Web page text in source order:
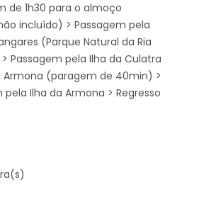
de 1h30 para o almoço
incluído) > Passagem pela
(Parque Natural da Ria
Passagem pela Ilha da Culatra
Armona (paragem de 40min) >
pela Ilha da Armona > Regresso